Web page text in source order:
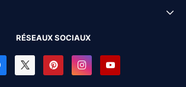
RÉSEAUX SOCIAUX